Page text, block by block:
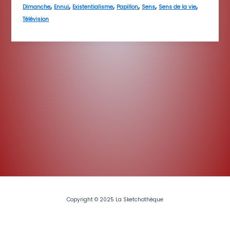
Dimanche, Ennui, Existentialisme, Papillon, Sens, Sens de la vie,
Télévision
Copyright © 2025 La Sketchothèque